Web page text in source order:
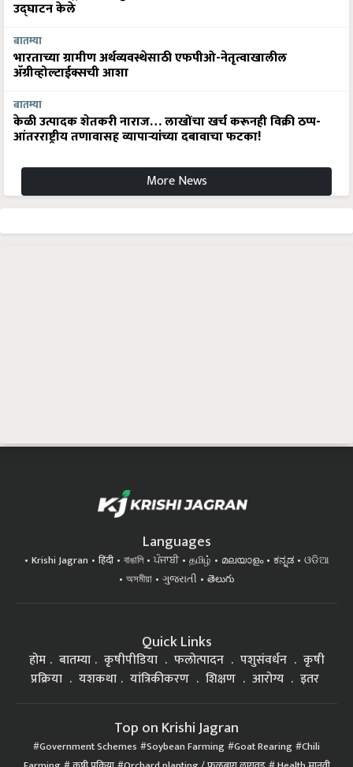
उद्घाटन केले
बातम्या
भारताच्या ग्रामीण अर्थव्यवस्थेसाठी एफपीओ-नेतृत्वाखालील
अ‍ॅग्रीव्होल्टाईक्सची आशा
बातम्या
केळी उत्पादक शेतकरी नाराज… लाखोंचा खर्च करूनही विक्री ठप्प-
आंतरराष्ट्रीय तणावासह व्यापाऱ्यांच्या दबावाचा फटका!
More News
Languages
Krishi Jagran हिंदी বাঙালি ਪੰਜਾਬੀ தமிழ் മലയാളം ಕನ್ನಡ
ଓଡିଆ
অসমীয়া
ગુજરાતી తెలుగు
Quick Links
होम बातम्या कृषीपीडिया फलोत्पादन पशुसंवर्धन
कृषी
प्रक्रिया
यशकथा यांत्रिकीकरण शिक्षण आरोग्य इतर
Top on Krishi Jagran
Government Schemes Soybean Farming Goat Rearing Chili